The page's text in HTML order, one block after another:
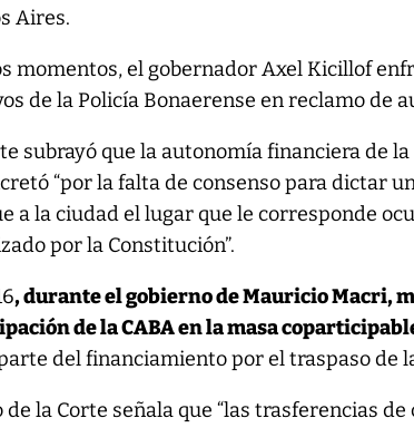
Aires.
momentos, el gobernador Axel Kicillof
de la Policía Bonaerense en reclamo de
subrayó que la autonomía financiera de
“por la falta de consenso para dictar
a la ciudad el lugar que le corresponde
por la Constitución”.
, durante el gobierno de Mauricio Macri,
de la CABA en la masa
del financiamiento por el traspaso de
de la Corte señala que “las trasferencias